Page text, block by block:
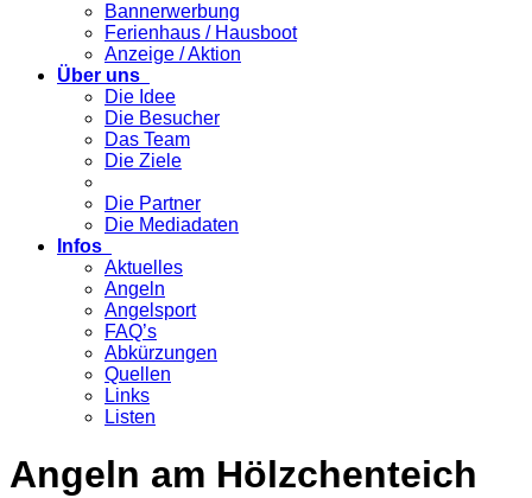
Bannerwerbung
Ferienhaus / Hausboot
Anzeige / Aktion
Über uns
Die Idee
Die Besucher
Das Team
Die Ziele
Die Partner
Die Mediadaten
Infos
Aktuelles
Angeln
Angelsport
FAQ’s
Abkürzungen
Quellen
Links
Listen
Angeln am Hölzchenteich